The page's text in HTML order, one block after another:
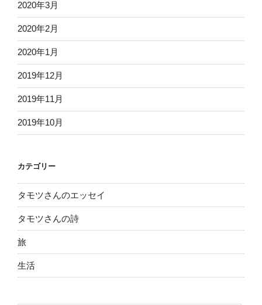
2020年3月
2020年2月
2020年1月
2019年12月
2019年11月
2019年10月
カテゴリー
タモツさんのエッセイ
タモツさんの詩
旅
生活